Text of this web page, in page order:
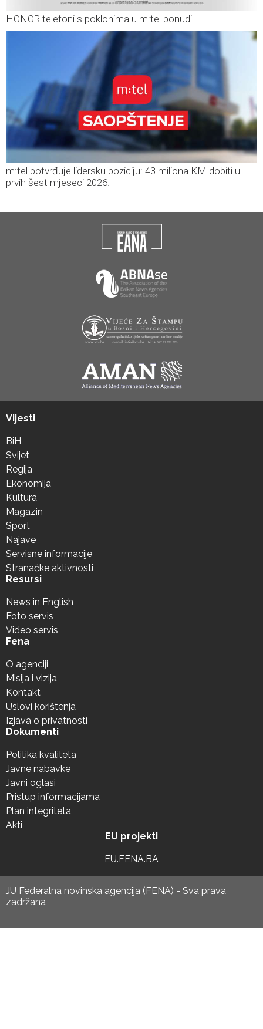
HONOR telefoni s poklonima u m:tel ponudi
m:tel potvrđuje lidersku poziciju: 43 miliona KM dobiti u
prvih šest mjeseci 2026.
Vijesti
BiH
Svijet
Regija
Ekonomija
Kultura
Magazin
Sport
Najave
Servisne informacije
Stranačke aktivnosti
Resursi
News in English
Foto servis
Video servis
Fena
O agenciji
Misija i vizija
Kontakt
Uslovi korištenja
Izjava o privatnosti
Dokumenti
Politika kvaliteta
Javne nabavke
Javni oglasi
Pristup informacijama
Plan integriteta
Akti
EU projekti
EU.FENA.BA
JU Federalna novinska agencija (FENA) - Sva prava
zadržana